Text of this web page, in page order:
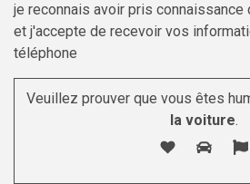
je reconnais avoir pris connaissance
et j'accepte de recevoir vos
téléphone
Veuillez prouver que vous êtes
la voiture.